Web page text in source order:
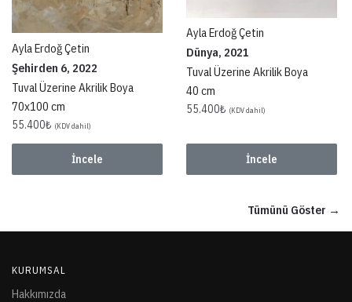
Ayla Erdoğ Çetin
Şehirden 6, 2022
Tuval Üzerine Akrilik Boya
70x100 cm
55.400₺ (KDV dahil)
İncele
Ayla Erdoğ Çetin
Dünya, 2021
Tuval Üzerine Akrilik Boya
40 cm
55.400₺ (KDV dahil)
İncele
Tümünü Göster →
KURUMSAL
Hakkımızda